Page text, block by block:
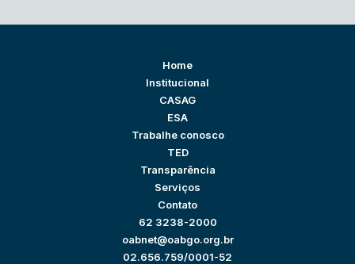
Home
Institucional
CASAG
ESA
Trabalhe conosco
TED
Transparência
Serviços
Contato
62 3238-2000
oabnet@oabgo.org.br
02.656.759/0001-52